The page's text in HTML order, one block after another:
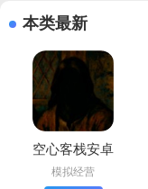
本类最新
空心客栈安卓
版下载
模拟经营